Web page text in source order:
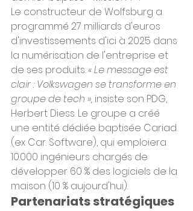
Le constructeur de Wolfsburg a
programmé 27 milliards d'euros
d'investissements d'ici à 2025 dans
la numérisation de l'entreprise et
de ses produits. « Le message est
clair : Volkswagen se transforme en
groupe de tech », insiste son PDG,
Herbert Diess. Le groupe a créé
une entité dédiée baptisée Cariad
(ex Car. Software), qui emploiera
10.000 ingénieurs chargés de
développer 60 % des logiciels de la
maison (10 % aujourd'hui).
Partenariats stratégiques